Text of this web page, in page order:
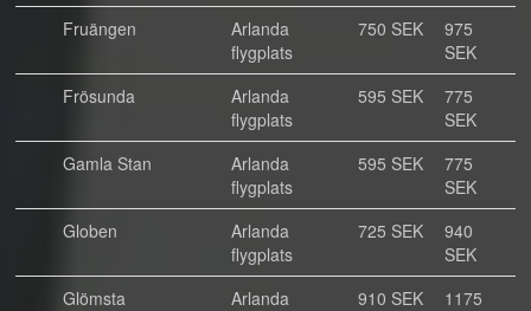
Fruängen
Arlanda
flygplats
750 SEK
975
SEK
Frösunda
Arlanda
flygplats
595 SEK
775
SEK
Gamla Stan
Arlanda
flygplats
595 SEK
775
SEK
Globen
Arlanda
flygplats
725 SEK
940
SEK
Glömsta
Arlanda
910 SEK
1175